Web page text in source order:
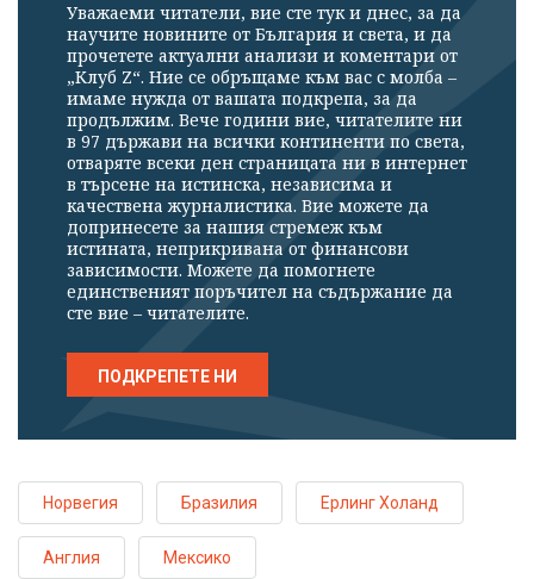
Уважаеми читатели, вие сте тук и днес, за да
научите новините от България и света, и да
прочетете актуални анализи и коментари от
„Клуб Z“. Ние се обръщаме към вас с молба –
имаме нужда от вашата подкрепа, за да
продължим. Вече години вие, читателите ни
в 97 държави на всички континенти по света,
отваряте всеки ден страницата ни в интернет
в търсене на истинска, независима и
качествена журналистика. Вие можете да
допринесете за нашия стремеж към
истината, неприкривана от финансови
зависимости. Можете да помогнете
единственият поръчител на съдържание да
сте вие – читателите.
ПОДКРЕПЕТЕ НИ
Норвегия Бразилия Ерлинг Холанд
Англия Мексико